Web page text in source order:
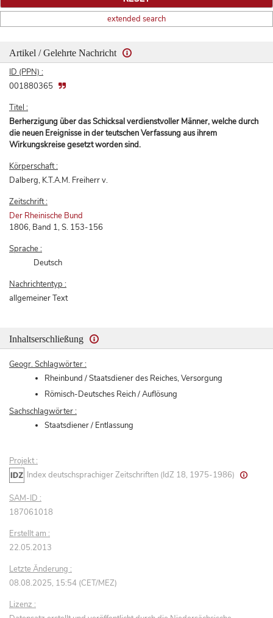
extended search
Artikel / Gelehrte Nachricht
ID (PPN) :
001880365
Titel :
Berherzigung über das Schicksal verdienstvoller Männer, welche durch
die neuen Ereignisse in der teutschen Verfassung aus ihrem
Wirkungskreise gesetzt worden sind.
Körperschaft :
Dalberg, K.T.A.M. Freiherr v.
Zeitschrift :
Der Rheinische Bund
1806, Band 1, S. 153-156
Sprache :
Deutsch
Nachrichtentyp :
allgemeiner Text
Inhaltserschließung
Geogr. Schlagwörter :
Rheinbund / Staatsdiener des Reiches, Versorgung
Römisch-Deutsches Reich / Auflösung
Sachschlagwörter :
Staatsdiener / Entlassung
Projekt :
Index deutschsprachiger Zeitschriften (IdZ 18, 1975-1986)
SAM-ID :
187061018
Erstellt am :
22.05.2013
Letzte Änderung :
08.08.2025, 15:54 (CET/MEZ)
Lizenz :